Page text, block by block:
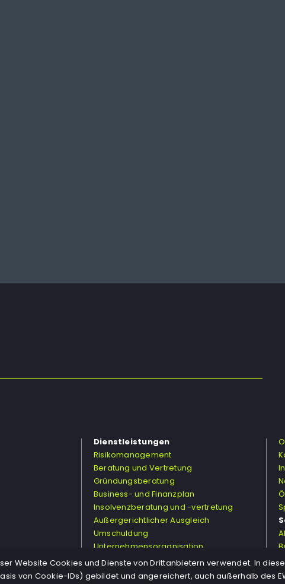
Dienstleistungen
Risikomanagement
Beratung und Vertretung
Gründungsberatung
Business- und Finanzplan
Insolvenzberatung und -vertretung
Außergerichtlicher Ausgleich
Umschuldung
Unternehmensorganisation
Strategische Unternehmensführung
Website Cookies und Dienste von Drittanbietern verwendet. In
von Cookie-IDs) gebildet und angereichert, auch außerhalb des